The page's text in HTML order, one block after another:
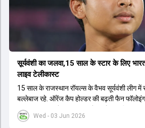
Wed - 03 Jun 2026
सूर्यवंशी का जलवा,15 साल के स्टार के लिए भारत
लाइव टेलीकास्ट
15 साल के राजस्थान रॉयल्स के वैभव सूर्यवंशी लीग में
बल्लेबाज रहे. ऑरेंज कैप होल्डर की बढ़ती फैन फॉलोइंग
सीरीज का लाइव टेलीकास्ट करने का फैसला लिया गया